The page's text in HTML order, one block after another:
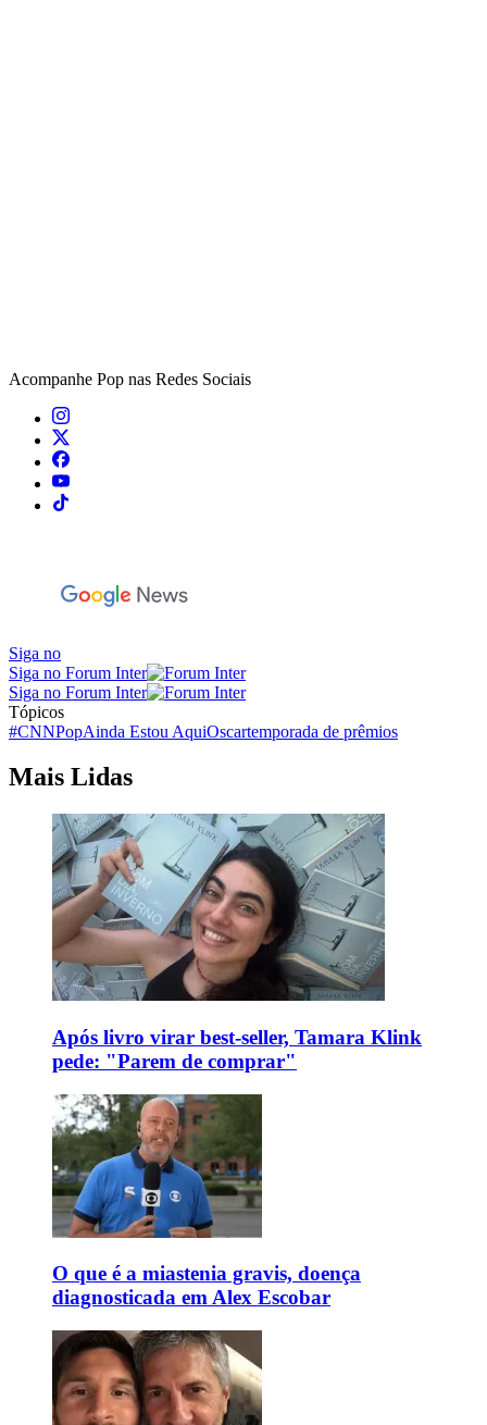
Acompanhe Pop nas Redes Sociais
Siga no
Siga no Forum Inter
Siga no Forum Inter
Tópicos
#CNNPopAinda Estou AquiOscartemporada de prêmios
Mais Lidas
Após livro virar best-seller, Tamara Klink
pede: "Parem de comprar"
O que é a miastenia gravis, doença
diagnosticada em Alex Escobar